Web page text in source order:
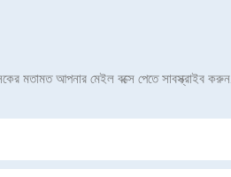
মতামত আপনার মেইল বক্সে পেতে সাবস্ক্রাইব করুন.